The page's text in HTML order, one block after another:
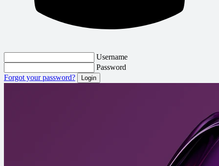
Username
Password
Forgot your password?